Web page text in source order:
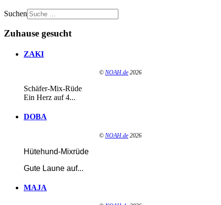
Suchen
Zuhause gesucht
ZAKI
© NOAH.de 2026
Schäfer-Mix-Rüde
Ein Herz auf 4...
DOBA
© NOAH.de 2026
Hütehund-Mixrüde
Gute Laune auf...
MAJA